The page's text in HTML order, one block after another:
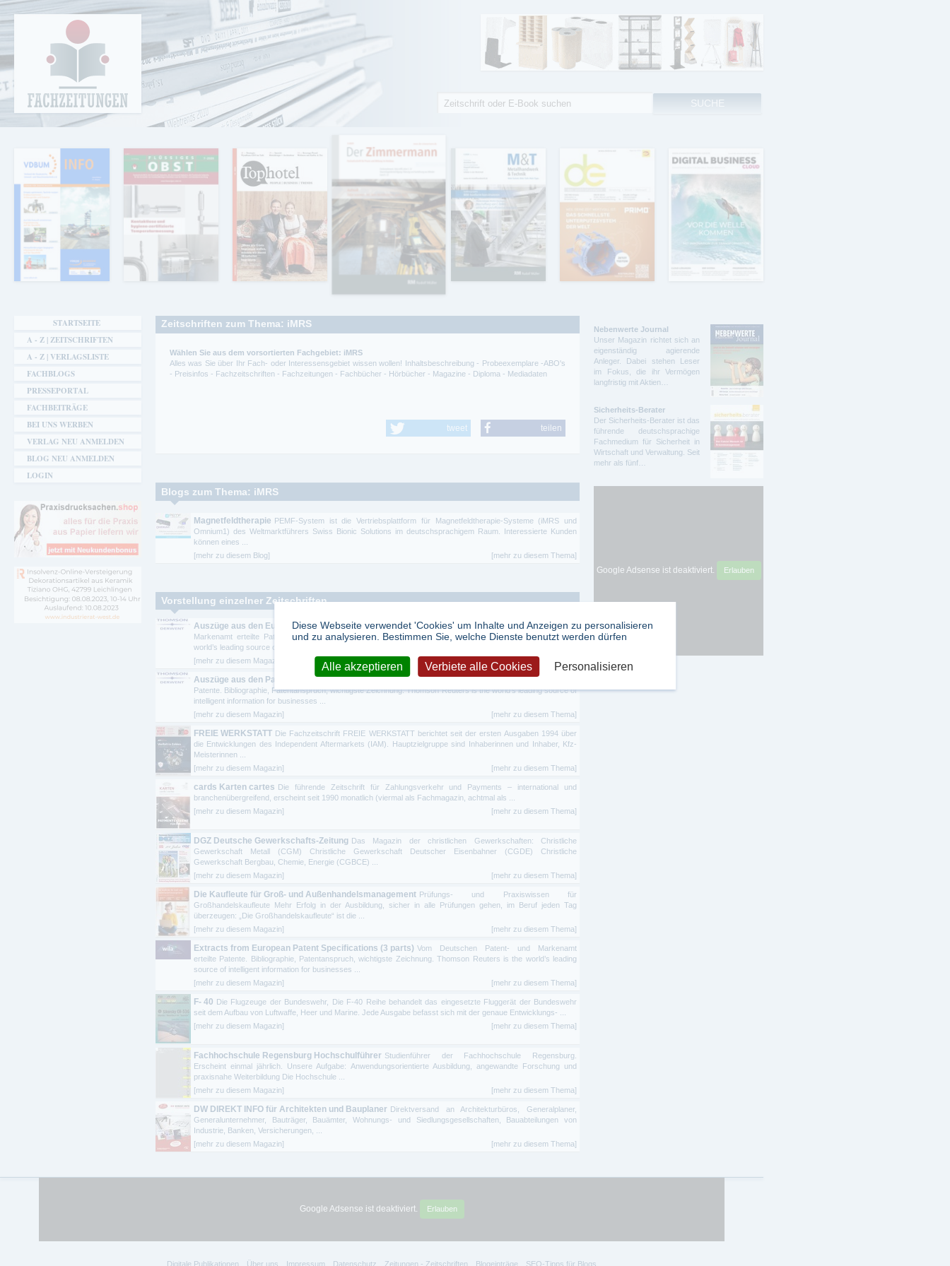
Fachzeitungen.de - Das unabhängige Portal
für Fachmagazine Fachpublikationen &
eBooks
Zeitschriften zum Thema: iMRS
Wählen Sie aus dem vorsortierten Fachgebiet: iMRS
Alles was Sie über Ihr Fach- oder Interessensgebiet wissen wollen! Inhaltsbeschreibung - Probeexemplare -ABO's
- Preisinfos - Fachzeitschriften - Fachzeitungen - Fachbücher - Hörbücher - Magazine - Diploma - Mediadaten
tweet teilen
Blogs zum Thema: iMRS
Magnetfeldtherapie PEMF-System ist die Vertriebsplattform für Magnetfeldtherapie-Systeme (iMRS und
Omnium1) des Weltmarktführers Swiss Bionic Solutions im deutschsprachigem Raum. Interessierte Kunden
können eines ...
[mehr zu diesem Blog]
[mehr zu diesem Thema]
Vorstellung einzelner Zeitschriften
Auszüge aus den Europäischen Patentschriften (3 Teilausgaben) Vom Deutschen Patent- und
Markenamt erteilte Patente. Bibliographie, Patentanspruch, wichtigste Zeichnung. Thomson Reuters is the
world’s leading source of intelligent information for businesses ...
[mehr zu diesem Magazin]
[mehr zu diesem Thema]
Auszüge aus den Patentschriften (2 Ausgaben)
Patente. Bibliographie, Patentanspruch, wichtigste Zeichnung. Thomson Reuters is the world’s leading source of
intelligent information for businesses ...
[mehr zu diesem Magazin]
[mehr zu diesem Thema]
FREIE WERKSTATT Die Fachzeitschrift FREIE WERKSTATT berichtet seit der ersten Ausgaben 1994 über
die Entwicklungen des Independent Aftermarkets (IAM). Hauptzielgruppe sind Inhaberinnen und Inhaber, Kfz-
Meisterinnen ...
[mehr zu diesem Magazin]
[mehr zu diesem Thema]
cards Karten cartes Die führende Zeitschrift für Zahlungsverkehr und Payments – international und
branchenübergreifend, erscheint seit 1990 monatlich (viermal als Fachmagazin, achtmal als ...
[mehr zu diesem Magazin]
[mehr zu diesem Thema]
DGZ Deutsche Gewerkschafts-Zeitung Das Magazin der christlichen Gewerkschaften: Christliche
Gewerkschaft Metall (CGM) Christliche Gewerkschaft Deutscher Eisenbahner (CGDE) Christliche
Gewerkschaft Bergbau, Chemie, Energie (CGBCE) ...
[mehr zu diesem Magazin]
[mehr zu diesem Thema]
Die Kaufleute für Groß- und Außenhandelsmanagement Prüfungs- und Praxiswissen für
Großhandelskaufleute Mehr Erfolg in der Ausbildung, sicher in alle Prüfungen gehen, im Beruf jeden Tag
überzeugen: „Die Großhandelskaufleute“ ist die ...
[mehr zu diesem Magazin]
[mehr zu diesem Thema]
Extracts from European Patent Specifications (3 parts) Vom Deutschen Patent- und Markenamt
erteilte Patente. Bibliographie, Patentanspruch, wichtigste Zeichnung. Thomson Reuters is the world’s leading
source of intelligent information for businesses ...
[mehr zu diesem Magazin]
[mehr zu diesem Thema]
F- 40 Die Flugzeuge der Bundeswehr, Die F-40 Reihe behandelt das eingesetzte Fluggerät der Bundeswehr
seit dem Aufbau von Luftwaffe, Heer und Marine. Jede Ausgabe befasst sich mit der genaue Entwicklungs- ...
[mehr zu diesem Magazin]
[mehr zu diesem Thema]
Fachhochschule Regensburg Hochschulführer Studienführer der Fachhochschule Regensburg.
Erscheint einmal jährlich. Unsere Aufgabe: Anwendungsorientierte Ausbildung, angewandte Forschung und
praxisnahe Weiterbildung Die Hochschule ...
[mehr zu diesem Magazin]
[mehr zu diesem Thema]
DW DIREKT INFO für Architekten und Bauplaner Direktversand an Architekturbüros, Generalplaner,
Generalunternehmer, Bauträger, Bauämter, Wohnungs- und Siedlungsgesellschaften, Bauabteilungen von
Industrie, Banken, Versicherungen, ...
[mehr zu diesem Magazin]
[mehr zu diesem Thema]
STARTSEITE
A - Z | ZEITSCHRIFTEN
A - Z | VERLAGSLISTE
FACHBLOGS
PRESSEPORTAL
FACHBEITRÄGE
BEI UNS WERBEN
VERLAG NEU ANMELDEN
BLOG NEU ANMELDEN
LOGIN
Nebenwerte Journal
Unser Magazin richtet sich an
eigenständig agierende
Anleger. Dabei stehen Leser
im Fokus, die ihr Vermögen
langfristig mit Aktien…
Sicherheits-Berater
Der Sicherheits-Berater ist das
führende deutschsprachige
Fachmedium für Sicherheit in
Wirtschaft und Verwaltung. Seit
mehr als fünf…
Google Adsense ist deaktiviert. Erlauben
Suchformular
Google Adsense ist deaktiviert. Erlauben
Digitale Publikationen Über uns Impressum Datenschutz Zeitungen - Zeitschriften Blogeinträge SEO-Tipps für Blogs
Diese Webseite verwendet 'Cookies' um Inhalte und Anzeigen zu personalisieren
und zu analysieren. Bestimmen Sie, welche Dienste benutzt werden dürfen
Alle akzeptieren Verbiete alle Cookies Personalisieren